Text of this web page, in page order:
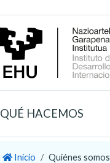
QUÉ HACEMOS
Inicio Quiénes somos